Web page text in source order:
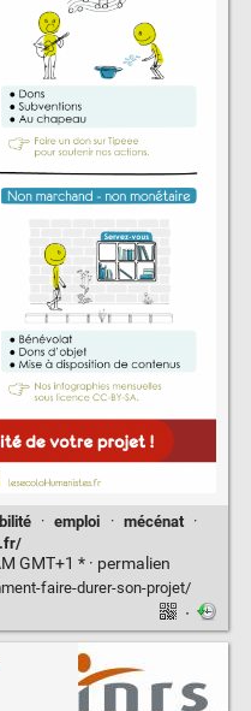
· emploi · mécénat
·
GMT+1 * · permalien
faire-durer-son-projet/
·